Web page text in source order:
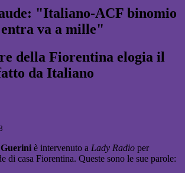
"Italiano-ACF binomio
va a mille"
della Fiorentina elogia il
da Italiano
è intervenuto a Lady Radio per
di casa Fiorentina. Queste sono le sue parole: